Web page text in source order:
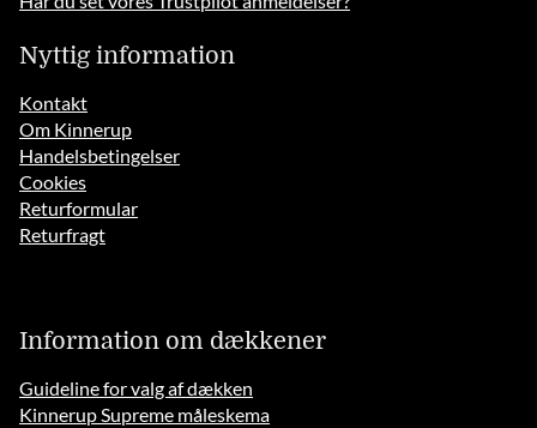
Nyttig information
Kontakt
Om Kinnerup
Handelsbetingelser
Cookies
Returformular
Returfragt
Information om dækkener
Guideline for valg af dækken
Kinnerup Supreme måleskema